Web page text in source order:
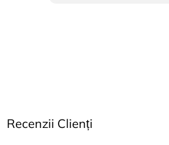
Recenzii Clienți